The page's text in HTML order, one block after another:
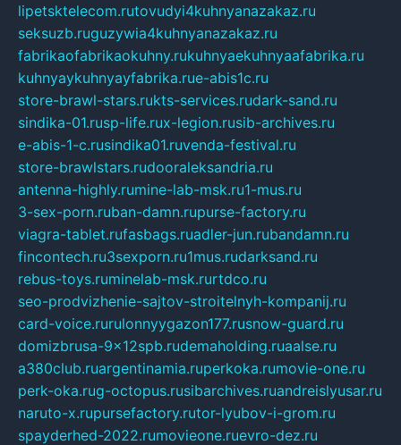
lipetsktelecom.rutovudyi4kuhnyanazakaz.ru
seksuzb.ruguzywia4kuhnyanazakaz.ru
fabrikaofabrikaokuhny.rukuhnyaekuhnyaafabrika.ru
kuhnyaykuhnyayfabrika.rue-abis1c.ru
store-brawl-stars.rukts-services.rudark-sand.ru
sindika-01.rusp-life.rux-legion.rusib-archives.ru
e-abis-1-c.rusindika01.ruvenda-festival.ru
store-brawlstars.rudooraleksandria.ru
antenna-highly.rumine-lab-msk.ru1-mus.ru
3-sex-porn.ruban-damn.rupurse-factory.ru
viagra-tablet.rufasbags.ruadler-jun.rubandamn.ru
fincontech.ru3sexporn.ru1mus.rudarksand.ru
rebus-toys.ruminelab-msk.rurtdco.ru
seo-prodvizhenie-sajtov-stroitelnyh-kompanij.ru
card-voice.rurulonnyygazon177.rusnow-guard.ru
domizbrusa-9x12spb.rudemaholding.ruaalse.ru
a380club.ruargentinamia.ruperkoka.rumovie-one.ru
perk-oka.rug-octopus.rusibarchives.ruandreislyusar.ru
naruto-x.rupursefactory.rutor-lyubov-i-grom.ru
spayderhed-2022.rumovieone.ruevro-dez.ru